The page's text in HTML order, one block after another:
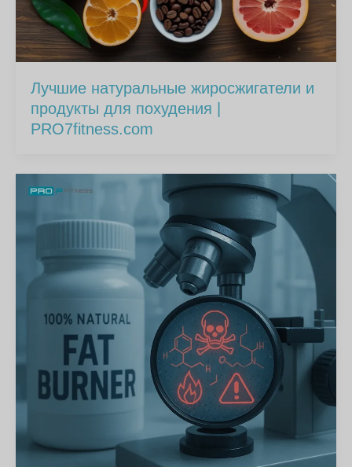
Лучшие натуральные жиросжигатели и
продукты для похудения |
PRO7fitness.com